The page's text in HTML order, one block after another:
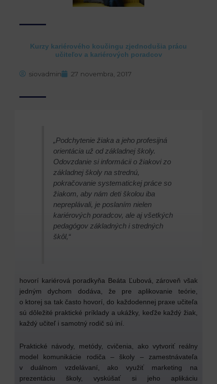
Kurzy kariérového koučingu zjednodušia prácu
učiteľov a kariérových poradcov
siovadmin 27 novembra, 2017
„Podchytenie žiaka a jeho profesijná
orientácia už od základnej školy.
Odovzdanie si informácii o žiakovi zo
základnej školy na strednú,
pokračovanie systematickej práce so
žiakom, aby nám deti školou iba
nepreplávali, je poslaním nielen
kariérových poradcov, ale aj všetkých
pedagógov základných i stredných
škôl,“
hovorí kariérová poradkyňa Beáta Ľubová, zároveň však
jedným dychom dodáva, že pre aplikovanie teórie,
o ktorej sa tak často hovorí, do každodennej praxe učiteľa
sú dôležité praktické príklady a ukážky, keďže každý žiak,
každý učiteľ i samotný rodič sú iní.
Praktické návody, metódy, cvičenia, ako vytvoriť reálny
model komunikácie rodiča – školy – zamestnávateľa
v duálnom vzdelávaní, ako využiť marketing na
prezentáciu školy, vyskúšať si jeho aplikáciu